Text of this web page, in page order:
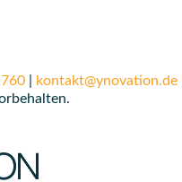
| kontakt@ynovation.de|